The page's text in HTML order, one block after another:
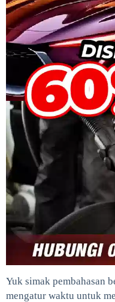
Yuk simak pembahasan
mengatur waktu untuk